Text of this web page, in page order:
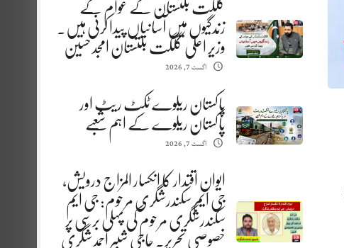
گلگت بلتستان کے عوام کے
زندگیوں میں آسانیاں پیدا کرنی ہیں.
وزیر اعلیٰ گلگت بلتستان امجد حسین
اگست 7, 2026
پاکستان ریلوے ٹکٹ ریٹ اور
پاکستان ریلوے کے اہم شعبے
اگست 7, 2026
ایوانِ اقتدار کا انکسار المزاج درویش،
جی ایم سکندرشگری مرحوم: جی ایم
سکندرشگری مرحوم کی پہلی برسی پر
خصوصی تحریر. حاجی شبیر احمد شگری